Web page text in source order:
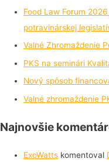
Food Law Forum
potravinárskej
Valné Zhromaždenie
PKS na seminári
Nový spôsob
Valné zhromaždenie
Najnovšie
ExoWatts komentoval